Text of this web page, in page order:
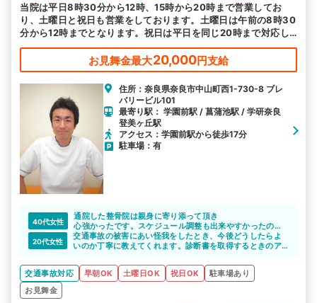
当院は平日8時30分から12時、15時から20時まで営業してお
り、土曜日と祝日も営業をしております。土曜日は午前の8時30
分から12時までとなります。祝日は平日を同じ20時まで対応し
ております。
お見舞金最大20,000円支給
住所：奈良県奈良市中山町西1-730-8 ブレ
バリービル101
最寄り駅： 学園前駅 / 菖蒲池駅 / 学研奈良
登美ヶ丘駅
アクセス：学園前駅から徒歩17分
駐車場：有
40代女性
通院した整骨院は親身に寄り添って頂き
心強かったです。スケジュール調整も出来やすかったので
助かりました。
20代女性
交通事故の被害にあい怪我をしたとき、今後どうしたらよ
いのか丁寧に教えてくれます。診断書を取得するときのア
も詳しい整骨院なので、怪我についてだけでなくトータル
でサポートしてくれそうです。
交通事故対応 早朝OK 土曜日OK 祝日OK
駐車場あり
お見舞金